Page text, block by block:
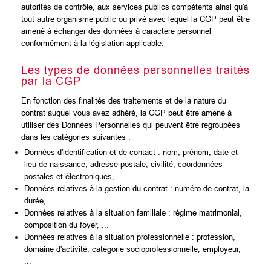
autorités de contrôle, aux services publics compétents ainsi qu'à
tout autre organisme public ou privé avec lequel la CGP peut être
amené à échanger des données à caractère personnel
conformément à la législation applicable.
Les types de données personnelles traités
par la CGP
En fonction des finalités des traitements et de la nature du
contrat auquel vous avez adhéré, la CGP peut être amené à
utiliser des Données Personnelles qui peuvent être regroupées
dans les catégories suivantes :
Données d'identification et de contact : nom, prénom, date et
lieu de naissance, adresse postale, civilité, coordonnées
postales et électroniques, ...
Données relatives à la gestion du contrat : numéro de contrat, la
durée, ...
Données relatives à la situation familiale : régime matrimonial,
composition du foyer, ...
Données relatives à la situation professionnelle : profession,
domaine d'activité, catégorie socioprofessionnelle, employeur,